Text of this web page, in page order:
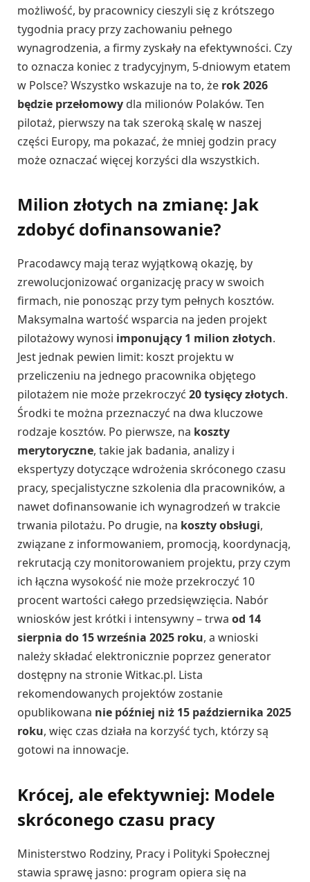
możliwość, by pracownicy cieszyli się z krótszego
tygodnia pracy przy zachowaniu pełnego
wynagrodzenia, a firmy zyskały na efektywności. Czy
to oznacza koniec z tradycyjnym, 5-dniowym etatem
w Polsce? Wszystko wskazuje na to, że rok 2026
będzie przełomowy dla milionów Polaków. Ten
pilotaż, pierwszy na tak szeroką skalę w naszej
części Europy, ma pokazać, że mniej godzin pracy
może oznaczać więcej korzyści dla wszystkich.
Milion złotych na zmianę: Jak
zdobyć dofinansowanie?
Pracodawcy mają teraz wyjątkową okazję, by
zrewolucjonizować organizację pracy w swoich
firmach, nie ponosząc przy tym pełnych kosztów.
Maksymalna wartość wsparcia na jeden projekt
pilotażowy wynosi imponujący 1 milion złotych.
Jest jednak pewien limit: koszt projektu w
przeliczeniu na jednego pracownika objętego
pilotażem nie może przekroczyć 20 tysięcy złotych.
Środki te można przeznaczyć na dwa kluczowe
rodzaje kosztów. Po pierwsze, na koszty
merytoryczne, takie jak badania, analizy i
ekspertyzy dotyczące wdrożenia skróconego czasu
pracy, specjalistyczne szkolenia dla pracowników, a
nawet dofinansowanie ich wynagrodzeń w trakcie
trwania pilotażu. Po drugie, na koszty obsługi,
związane z informowaniem, promocją, koordynacją,
rekrutacją czy monitorowaniem projektu, przy czym
ich łączna wysokość nie może przekroczyć 10
procent wartości całego przedsięwzięcia. Nabór
wniosków jest krótki i intensywny – trwa od 14
sierpnia do 15 września 2025 roku, a wnioski
należy składać elektronicznie poprzez generator
dostępny na stronie Witkac.pl. Lista
rekomendowanych projektów zostanie
opublikowana nie później niż 15 października 2025
roku, więc czas działa na korzyść tych, którzy są
gotowi na innowacje.
Krócej, ale efektywniej: Modele
skróconego czasu pracy
Ministerstwo Rodziny, Pracy i Polityki Społecznej
stawia sprawę jasno: program opiera się na